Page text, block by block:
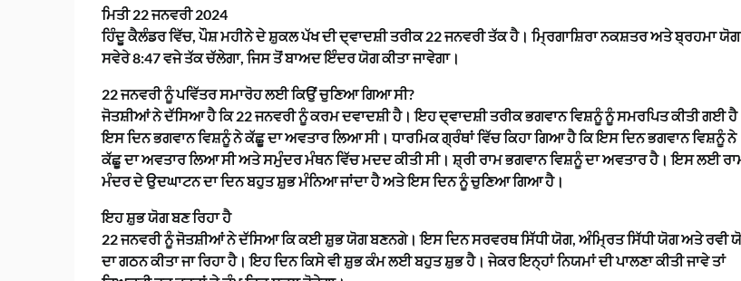
ਮਿਤੀ 22 ਜਨਵਰੀ 2024
ਹਿੰਦੂ ਕੈਲੰਡਰ ਵਿੱਚ, ਪੌਸ਼ ਮਹੀਨੇ ਦੇ ਸ਼ੁਕਲ ਪੱਖ ਦੀ ਦ੍ਵਾਦਸ਼ੀ ਤਰੀਕ 22 ਜਨਵਰੀ ਤੱਕ ਹੈ। ਮ੍ਰਿਗਾਸ਼ਿਰਾ ਨਕਸ਼ਤਰ ਅਤੇ ਬ੍ਰਹਮਾ ਯੋਗ
ਸਵੇਰੇ 8:47 ਵਜੇ ਤੱਕ ਚੱਲੇਗਾ, ਜਿਸ ਤੋਂ ਬਾਅਦ ਇੰਦਰ ਯੋਗ ਕੀਤਾ ਜਾਵੇਗਾ।
22 ਜਨਵਰੀ ਨੂੰ ਪਵਿੱਤਰ ਸਮਾਰੋਹ ਲਈ ਕਿਉਂ ਚੁਣਿਆ ਗਿਆ ਸੀ?
ਜੋਤਸ਼ੀਆਂ ਨੇ ਦੱਸਿਆ ਹੈ ਕਿ 22 ਜਨਵਰੀ ਨੂੰ ਕਰਮ ਦਵਾਦਸ਼ੀ ਹੈ। ਇਹ ਦ੍ਵਾਦਸ਼ੀ ਤਰੀਕ ਭਗਵਾਨ ਵਿਸ਼ਨੂੰ ਨੂੰ ਸਮਰਪਿਤ ਕੀਤੀ ਗਈ
ਇਸ ਦਿਨ ਭਗਵਾਨ ਵਿਸ਼ਨੂੰ ਨੇ ਕੱਛੂ ਦਾ ਅਵਤਾਰ ਲਿਆ ਸੀ। ਧਾਰਮਿਕ ਗ੍ਰੰਥਾਂ ਵਿੱਚ ਕਿਹਾ ਗਿਆ ਹੈ ਕਿ ਇਸ ਦਿਨ ਭਗਵਾਨ ਵਿਸ਼ਨੂੰ ਨੇ
ਕੱਛੂ ਦਾ ਅਵਤਾਰ ਲਿਆ ਸੀ ਅਤੇ ਸਮੁੰਦਰ ਮੰਥਨ ਵਿੱਚ ਮਦਦ ਕੀਤੀ ਸੀ। ਸ਼੍ਰੀ ਰਾਮ ਭਗਵਾਨ ਵਿਸ਼ਨੂੰ ਦਾ ਅਵਤਾਰ ਹੈ। ਇਸ ਲਈ
ਮੰਦਰ ਦੇ ਉਦਘਾਟਨ ਦਾ ਦਿਨ ਬਹੁਤ ਸ਼ੁਭ ਮੰਨਿਆ ਜਾਂਦਾ ਹੈ ਅਤੇ ਇਸ ਦਿਨ ਨੂੰ ਚੁਣਿਆ ਗਿਆ ਹੈ।
ਇਹ ਸ਼ੁਭ ਯੋਗ ਬਣ ਰਿਹਾ ਹੈ
22 ਜਨਵਰੀ ਨੂੰ ਜੋਤਸ਼ੀਆਂ ਨੇ ਦੱਸਿਆ ਕਿ ਕਈ ਸ਼ੁਭ ਯੋਗ ਬਣਨਗੇ। ਇਸ ਦਿਨ ਸਰਵਰਥ ਸਿੱਧੀ ਯੋਗ, ਅੰਮ੍ਰਿਤ ਸਿੱਧੀ ਯੋਗ ਅਤੇ ਰਵੀ
ਦਾ ਗਠਨ ਕੀਤਾ ਜਾ ਰਿਹਾ ਹੈ। ਇਹ ਦਿਨ ਕਿਸੇ ਵੀ ਸ਼ੁਭ ਕੰਮ ਲਈ ਬਹੁਤ ਸ਼ੁਭ ਹੈ। ਜੇਕਰ ਇਨ੍ਹਾਂ ਨਿਯਮਾਂ ਦੀ ਪਾਲਣਾ ਕੀਤੀ ਜਾਵੇ ਤਾਂ